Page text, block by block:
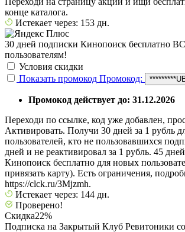
конце каталога.
Истекает через: 153 дн.
30 дней подписки Кинопоиск бесплатно
пользователям!
Условия скидки
Показать промокод Промокод:
Промокод действует до: 31.12.2026
Переходи по ссылке, код уже добавлен,
Активировать. Получи 30 дней за 1 рубль
пользователей, кто не пользовавшихся
дней и не реактивировал за 1 рубль. 45
Кинопоиск бесплатно для новых
привязать карту). Есть ограничения,
https://clck.ru/3Mjzmh.
Истекает через: 144 дн.
Проверено!
Скидка22%
Подписка на Закрытый Клуб Ревитоники